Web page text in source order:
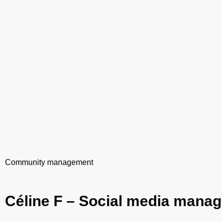
Community management
Céline F – Social media